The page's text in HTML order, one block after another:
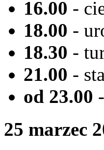
16.00 -
18.00 -
18.30 -
21.00 -
od 23.00
25 marzec